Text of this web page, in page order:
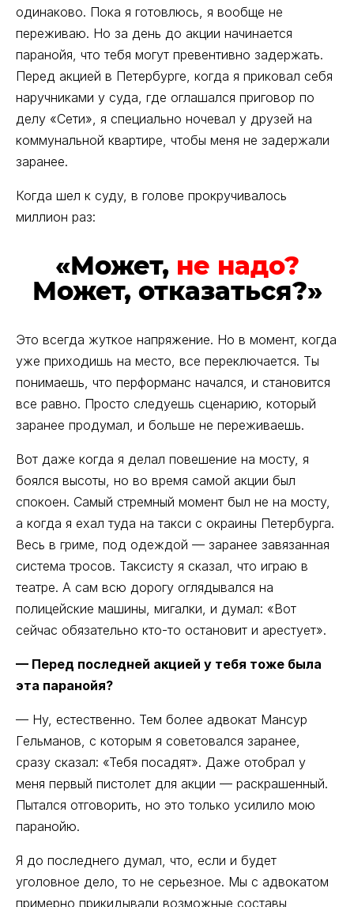
одинаково. Пока я готовлюсь, я вообще не
переживаю. Но за день до акции начинается
паранойя, что тебя могут превентивно задержать.
Перед акцией в Петербурге, когда я приковал себя
наручниками у суда, где оглашался приговор по
делу «Сети», я специально ночевал у друзей на
коммунальной квартире, чтобы меня не задержали
заранее.
Когда шел к суду, в голове прокручивалось
миллион раз:
«Может, не надо?
Может, отказаться?»
Это всегда жуткое напряжение. Но в момент, когда
уже приходишь на место, все переключается. Ты
понимаешь, что перформанс начался, и становится
все равно. Просто следуешь сценарию, который
заранее продумал, и больше не переживаешь.
Вот даже когда я делал повешение на мосту, я
боялся высоты, но во время самой акции был
спокоен. Самый стремный момент был не на мосту,
а когда я ехал туда на такси с окраины Петербурга.
Весь в гриме, под одеждой — заранее завязанная
система тросов. Таксисту я сказал, что играю в
театре. А сам всю дорогу оглядывался на
полицейские машины, мигалки, и думал: «Вот
сейчас обязательно кто-то остановит и арестует».
— Перед последней акцией у тебя тоже была
эта паранойя?
— Ну, естественно. Тем более адвокат Мансур
Гельманов, с которым я советовался заранее,
сразу сказал: «Тебя посадят». Даже отобрал у
меня первый пистолет для акции — раскрашенный.
Пытался отговорить, но это только усилило мою
паранойю.
Я до последнего думал, что, если и будет
уголовное дело, то не серьезное. Мы с адвокатом
примерно прикидывали возможные составы